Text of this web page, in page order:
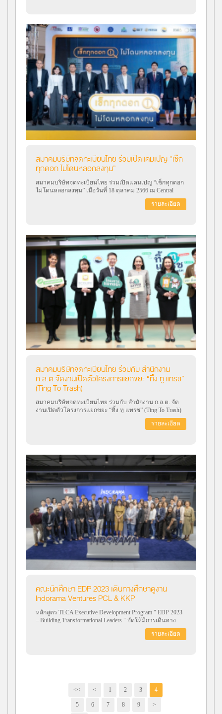
ปาฐกถาพิเศษ เมื่อวันที่ 27 ตุลาคม 2566 ณ โรงแรมแกรนด์
ไฮแอท เอราวัณ กรุงเทพฯ วัตถุประสงค์เพื่อช่วยให้ธุรกิจ
ผนวกเรื่องความยั่งยืนและ SDGs ไว้ในระบบการจัดการและ
แนวทางปฏิบัติเพื่อความยั่งยืนโดยสามารถใช้เป็นแนวทาง
เพื่อนำไปใช้ในการประกอบธุรกิจและดำเนินกิจกรรมต่าง ๆ
รวมทั้งการบริหารจัดการผลกระทบเพื่อบรรลุตามเป้าหมาย
การพัฒนาที่ยั่งยืน และสามารถเปิดเผยข้อมูลในแบบรายงาน
ประจำปี 56-1 One Report
สมาคมบริษัทจดทะเบียนไทย ร่วมเปิดแคมเปญ “เช็ก
ทุกดอก ไม่โดนหลอกลงทุน”
สมาคมบริษัทจดทะเบียนไทย ร่วมเปิดแคมเปญ “เช็กทุกดอก
ไม่โดนหลอกลงทุน” เมื่อวันที่ 18 ตุลาคม 2566 ณ Central
Court ลานลิฟต์แก้ว ศูนย์การค้าเซ็นทรัลเวิลด์
รายละเอียด
สมาคมบริษัทจดทะเบียนไทย ร่วมกับ สำนักงาน
ก.ล.ต.จัดงานเปิดตัวโครงการแยกขยะ “ทิ้ง ทู แทรช”
(Ting To Trash)
สมาคมบริษัทจดทะเบียนไทย ร่วมกับ สำนักงาน ก.ล.ต. จัด
งานเปิดตัวโครงการแยกขยะ “ทิ้ง ทู แทรช” (Ting To Trash)
โดยมี บริษัท คิด คิด จำกัด เป็นผู้ให้บริการระบบ Software
Platform ของโครงการ วัตถุประสงค์เพื่อส่งเสริมให้บริษัทจด
การแยกขยะในแบบ 56-1 One Report โดยมีบริษัทจดทะเบียน
จำนวน 121 แห่งเข้าร่วมผ่านระบบออนไลน์ Zoom เมื่อวันที่ 9
ตุลาคม 2566
รายละเอียด
คณะนักศึกษา EDP 2023 เดินทางศึกษาดูงาน
Indorama Ventures PCL & KKP
หลักสูตร TLCA Executive Development Program " EDP 2023
– Building Transformational Leaders " จัดให้มีการเดินทาง
ศึกษาดูงาน Indorama Ventures PCL & KKP ในวันศุกร์ที่ 6
รายละเอียด
<< < 1 2 3 4
5 6 7 8 9 >